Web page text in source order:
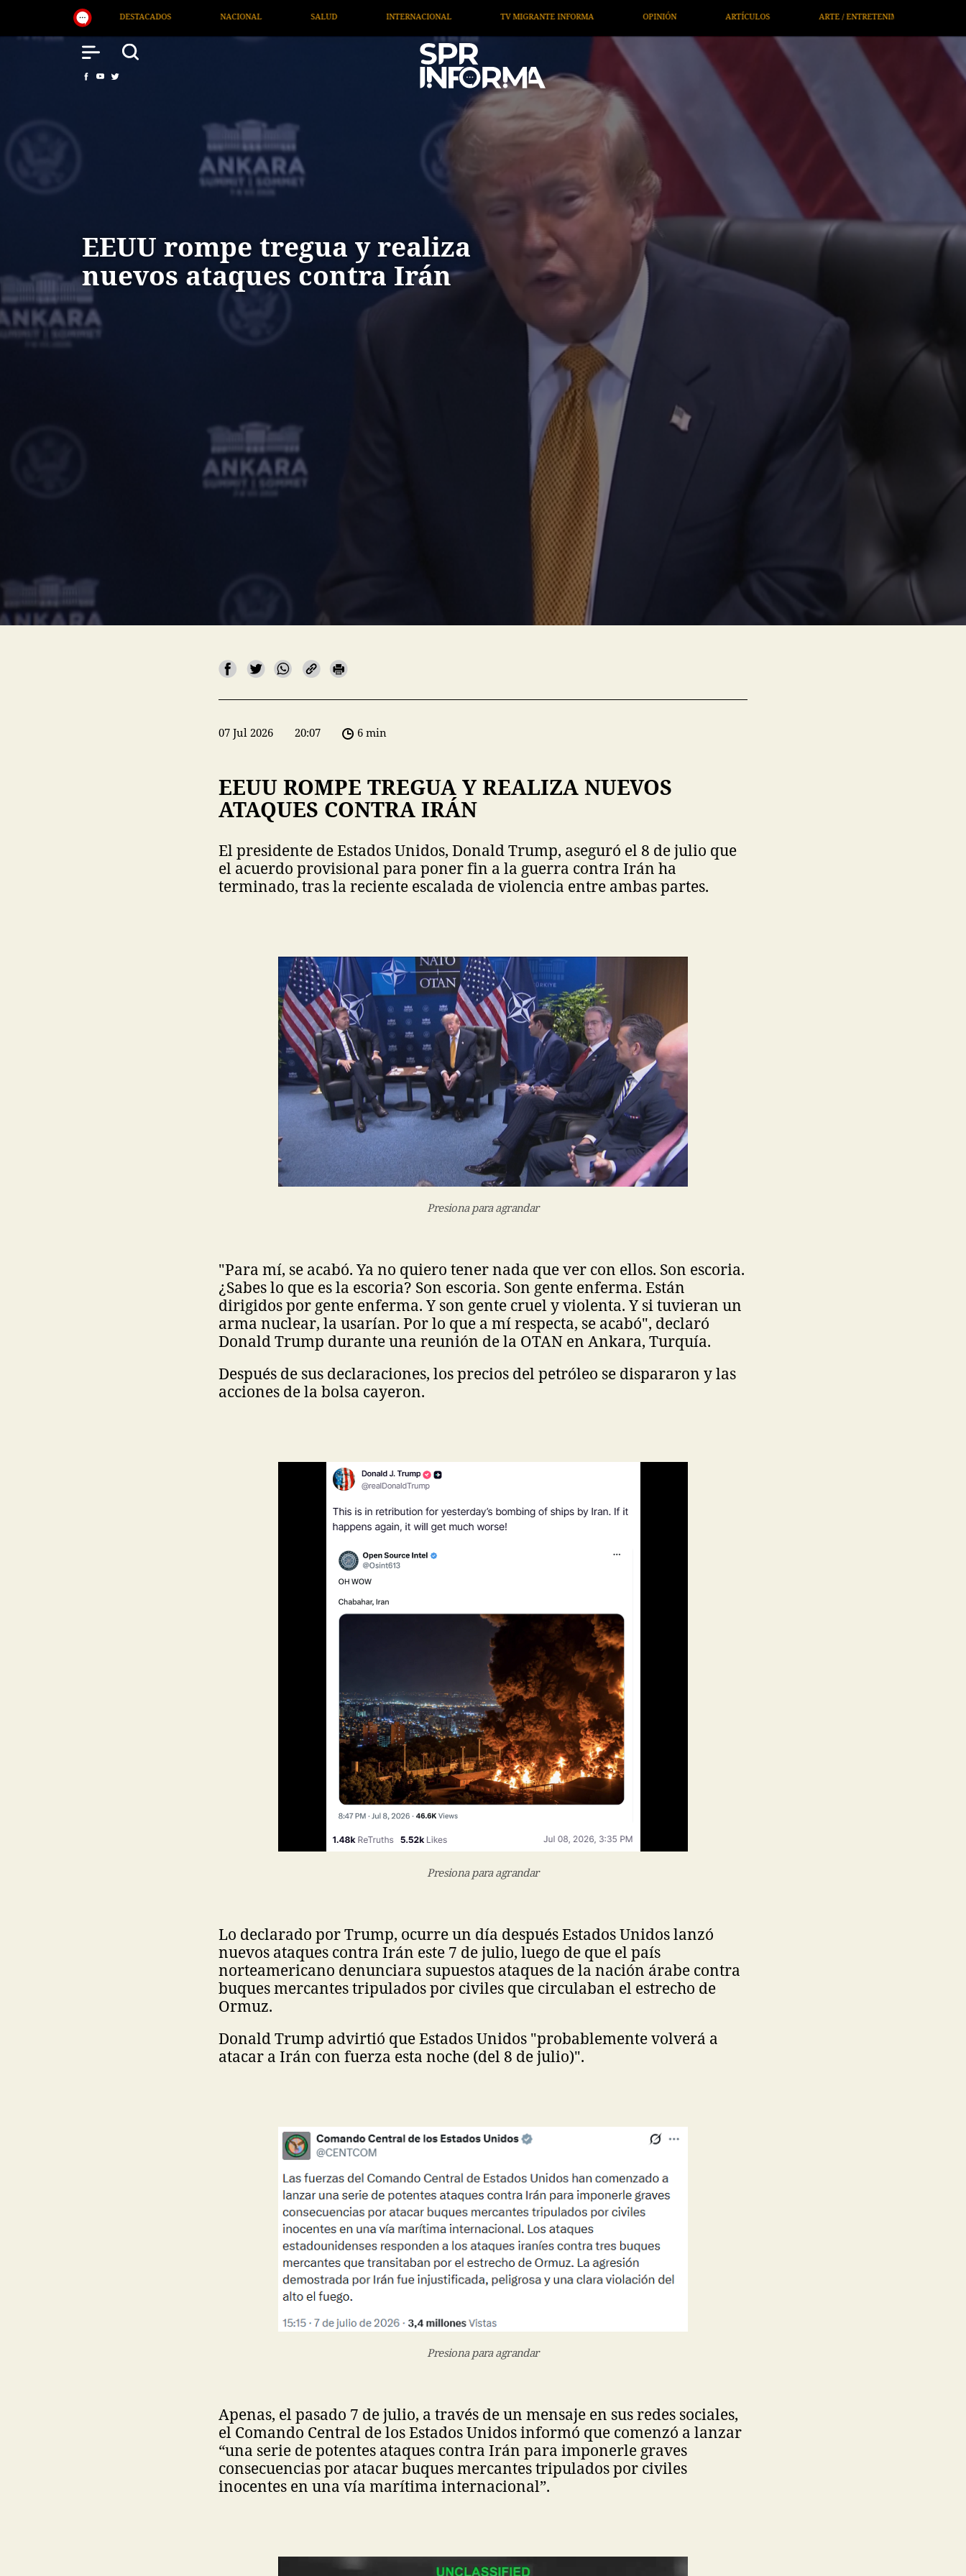
SALUD INTERNACIONAL TV MIGRANTE INFORMA OPINIÓN ARTÍCULOS ARTE / ENTRETENIMIENTO ECONOMÍA / NEGOCIOS
EEUU rompe tregua y realiza
nuevos ataques contra Irán
07 Jul 2026 20:07 6 min
EEUU ROMPE TREGUA Y REALIZA NUEVOS
ATAQUES CONTRA IRÁN
El presidente de Estados Unidos, Donald Trump, aseguró el 8 de julio que
el acuerdo provisional para poner fin a la guerra contra Irán ha
terminado, tras la reciente escalada de violencia entre ambas partes.
Presiona para agrandar
"Para mí, se acabó. Ya no quiero tener nada que ver con ellos. Son escoria.
¿Sabes lo que es la escoria? Son escoria. Son gente enferma. Están
dirigidos por gente enferma. Y son gente cruel y violenta. Y si tuvieran un
arma nuclear, la usarían. Por lo que a mí respecta, se acabó", declaró
Donald Trump durante una reunión de la OTAN en Ankara, Turquía.
Después de sus declaraciones, los precios del petróleo se dispararon y las
acciones de la bolsa cayeron.
Presiona para agrandar
Lo declarado por Trump, ocurre un día después Estados Unidos lanzó
nuevos ataques contra Irán este 7 de julio, luego de que el país
norteamericano denunciara supuestos ataques de la nación árabe contra
buques mercantes tripulados por civiles que circulaban el estrecho de
Ormuz.
Donald Trump advirtió que Estados Unidos "probablemente volverá a
atacar a Irán con fuerza esta noche (del 8 de julio)".
Presiona para agrandar
Apenas, el pasado 7 de julio, a través de un mensaje en sus redes sociales,
el Comando Central de los Estados Unidos informó que comenzó a lanzar
“una serie de potentes ataques contra Irán para imponerle graves
consecuencias por atacar buques mercantes tripulados por civiles
inocentes en una vía marítima internacional”.